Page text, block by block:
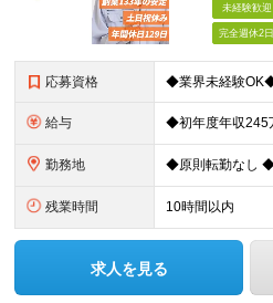
未経験歓迎
完全週休2日
応募資格
給与
勤務地
残業時間 10時間以内
求人を見る